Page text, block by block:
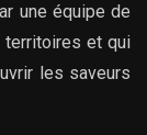
une équipe de
territoires et qui
les saveurs